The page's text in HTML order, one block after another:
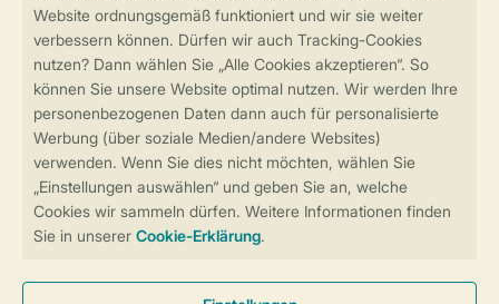
Sicherstellung Deiner Privatsphäre
Sicher und schnell zur Online-Buchung
Sichere Datenübertragung
Sicheres Bezahlen